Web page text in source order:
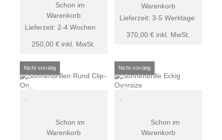
250,00 € inkl. MwSt.
Lieferzeit: 2-4 Wochen
Schon im
Warenkorb
370,00€ inkl. MwSt.
Lieferzeit:3-5 Werktage
Warenkorb
Schon im
Warenkorb
Schon im
Warenkorb